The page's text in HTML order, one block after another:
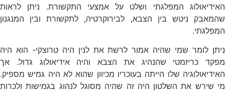
האידיאולוג המפלגתי ושלט על אמצעי התקשורת. ניתן לראות
שהמאבק ניטש בין הצבא, לבירוקרטיה, לתקשורת ובין המנגנון
המפלגתי.
ניתן לומר שמי שהיה אמור לרשת את לנין היה טרוצקי- הוא היה
מפקד כריזמטי שהנהיג את הצבא והיה אידיאולוג גדול. אך
האידיאולוגיה שלו הייתה בעוכריו מכיוון שהוא לא היה גמיש מספיק.
מי שירש את השלטון היה זה שהיה מסוגל לנהוג בגמישות ולכרות